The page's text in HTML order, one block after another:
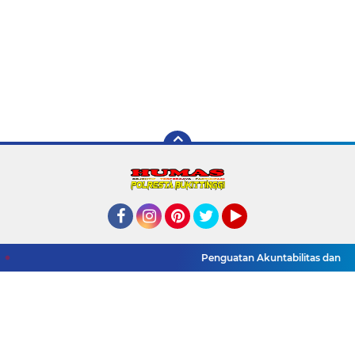
Pedoman Media Siber
Tentang Kami
Link Internal
Penguatan Akuntabilitas dan